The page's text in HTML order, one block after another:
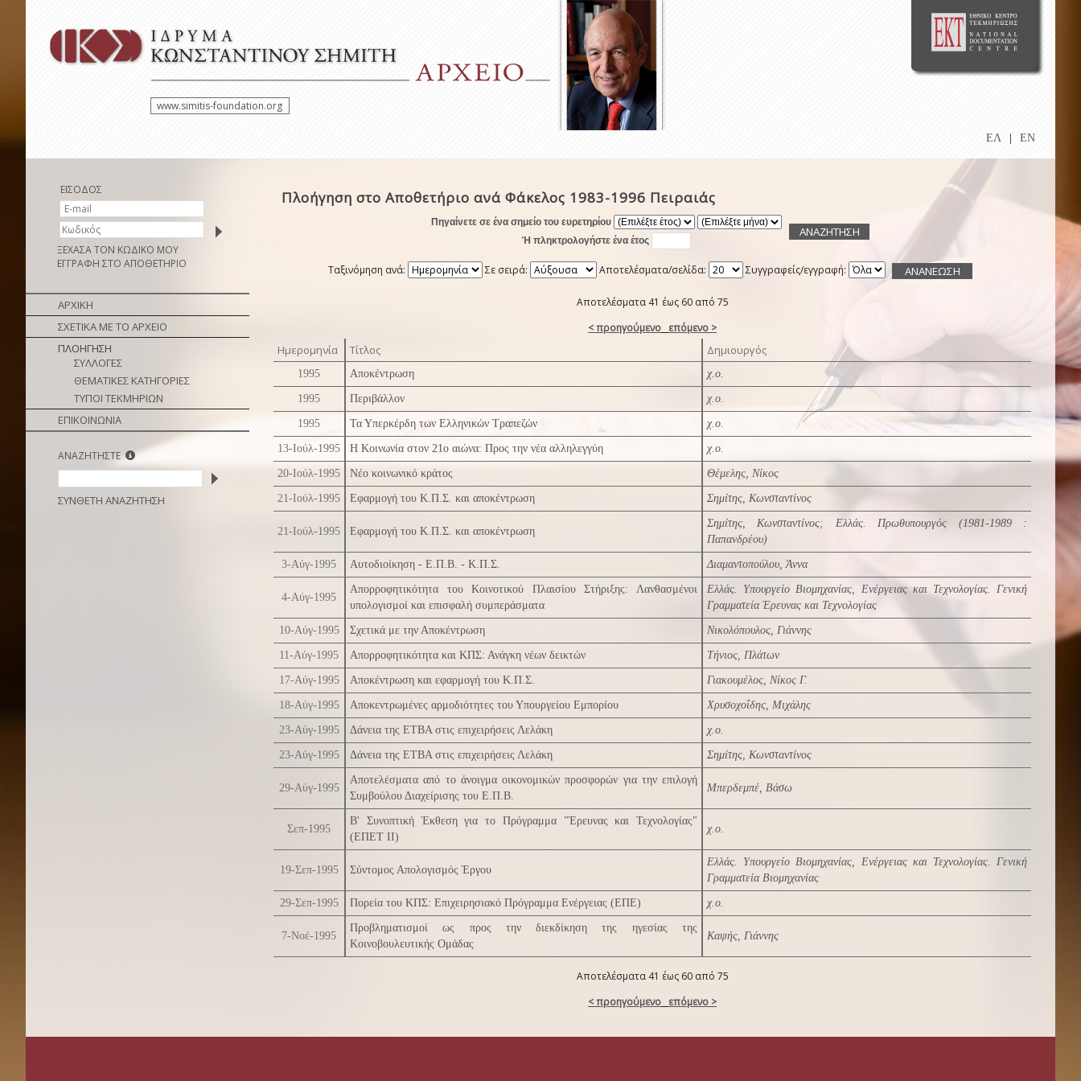
www.simitis-foundation.org
ΕΛ EN
ΕΙΣΟΔΟΣ
ΞΕΧΑΣΑ ΤΟΝ ΚΩΔΙΚΟ ΜΟΥ
ΕΓΓΡΑΦΗ ΣΤΟ ΑΠΟΘΕΤΗΡΙΟ
ΑΡΧΙΚΗ
ΣΧΕΤΙΚΑ ΜΕ ΤΟ ΑΡΧΕΙΟ
ΠΛΟΗΓΗΣΗ
ΣΥΛΛΟΓΕΣ
ΘΕΜΑΤΙΚΕΣ ΚΑΤΗΓΟΡΙΕΣ
ΤΥΠΟΙ ΤΕΚΜΗΡΙΩΝ
ΕΠΙΚΟΙΝΩΝΙΑ
ΑΝΑΖΗΤΗΣΤΕ
ΣΥΝΘΕΤΗ ΑΝΑΖΗΤΗΣΗ
Πλοήγηση στο Αποθετήριο ανά Φάκελος 1983-1996 Πειραιάς
Πηγαίνετε σε ένα σημείο του ευρετηρίου
Ή πληκτρολογήστε ένα έτος
Ταξινόμηση ανά: Σε σειρά: Αποτελέσματα/σελίδα: Συγγραφείς/εγγραφή:
Αποτελέσματα 41 έως 60 από 75
< προηγούμενο επόμενο >
Ημερομηνία Τίτλος Δημιουργός
1995 Αποκέντρωση χ.ο.
1995 Περιβάλλον χ.ο.
1995 Τα Υπερκέρδη των Ελληνικών Τραπεζών χ.ο.
13-Ιούλ-1995 Η Κοινωνία στον 21ο αιώνα: Προς την νέα αλληλεγγύη χ.ο.
20-Ιούλ-1995 Νέο κοινωνικό κράτος Θέμελης, Νίκος
21-Ιούλ-1995 Εφαρμογή του Κ.Π.Σ. και αποκέντρωση Σημίτης, Κωνσταντίνος
21-Ιούλ-1995 Εφαρμογή του Κ.Π.Σ. και αποκέντρωση
Σημίτης, Κωνσταντίνος; Ελλάς. Πρωθυπουργός (1981-1989 :
Παπανδρέου)
3-Αύγ-1995 Αυτοδιοίκηση - Ε.Π.Β. - Κ.Π.Σ. Διαμαντοπούλου, Άννα
4-Αύγ-1995
Απορροφητικότητα του Κοινοτικού Πλαισίου Στήριξης: Λανθασμένοι
υπολογισμοί και επισφαλή συμπεράσματα
Ελλάς. Υπουργείο Βιομηχανίας, Ενέργειας και Τεχνολογίας. Γενική
Γραμματεία Έρευνας και Τεχνολογίας
10-Αύγ-1995 Σχετικά με την Αποκέντρωση Νικολόπουλος, Γιάννης
11-Αύγ-1995 Απορροφητικότητα και ΚΠΣ: Ανάγκη νέων δεικτών Τήνιος, Πλάτων
17-Αύγ-1995 Αποκέντρωση και εφαρμογή του Κ.Π.Σ. Γιακουμέλος, Νίκος Γ.
18-Αύγ-1995 Αποκεντρωμένες αρμοδιότητες του Υπουργείου Εμπορίου Χρυσοχοΐδης, Μιχάλης
23-Αύγ-1995 Δάνεια της ΕΤΒΑ στις επιχειρήσεις Λελάκη χ.ο.
23-Αύγ-1995 Δάνεια της ΕΤΒΑ στις επιχειρήσεις Λελάκη Σημίτης, Κωνσταντίνος
29-Αύγ-1995
Αποτελέσματα από το άνοιγμα οικονομικών προσφορών για την επιλογή
Συμβούλου Διαχείρισης του Ε.Π.Β.
Μπερδεμπέ, Βάσω
Σεπ-1995
Β' Συνοπτική Έκθεση για το Πρόγραμμα "Έρευνας και Τεχνολογίας"
(ΕΠΕΤ ΙΙ)
χ.ο.
19-Σεπ-1995 Σύντομος Απολογισμός Έργου
Ελλάς. Υπουργείο Βιομηχανίας, Ενέργειας και Τεχνολογίας. Γενική
Γραμματεία Βιομηχανίας
29-Σεπ-1995 Πορεία του ΚΠΣ: Επιχειρησιακό Πρόγραμμα Ενέργειας (ΕΠΕ) χ.ο.
7-Νοέ-1995
Προβληματισμοί ως προς την διεκδίκηση της ηγεσίας της
Κοινοβουλευτικής Ομάδας
Καψής, Γιάννης
Αποτελέσματα 41 έως 60 από 75
< προηγούμενο επόμενο >